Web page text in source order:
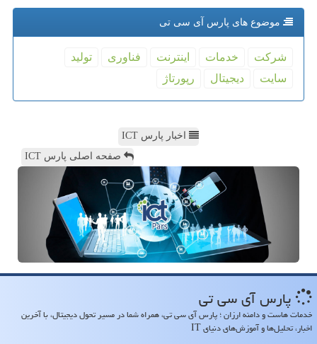
موضوع های پارس آی سی تی
شركت خدمات اینترنت فناوری
تولید
سایت
دیجیتال رپورتاژ
اخبار پارس ICT
صفحه اصلی پارس ICT
پارس آی سی تی
خدمات هاست و دامنه ارزان ؛ پارس آی سی تی، همراه شما در مسیر تحول دیجیتال، با آخرین
اخبار، تحلیل‌ها و آموزش‌های دنیای IT